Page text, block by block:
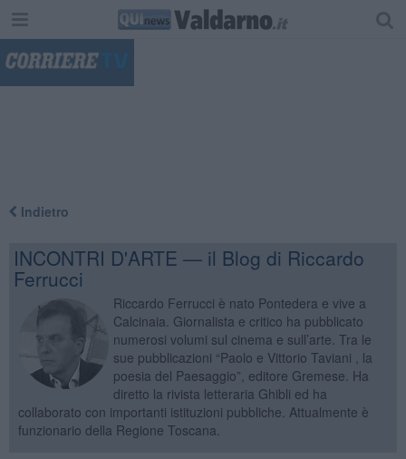
Indietro
INCONTRI D'ARTE — il Blog di Riccardo
Ferrucci
Riccardo Ferrucci è nato Pontedera e vive a
Calcinaia. Giornalista e critico ha pubblicato
numerosi volumi sul cinema e sull’arte. Tra le
sue pubblicazioni “Paolo e Vittorio Taviani , la
poesia del Paesaggio”, editore Gremese. Ha
diretto la rivista letteraria Ghibli ed ha
collaborato con importanti istituzioni pubbliche. Attualmente è
funzionario della Regione Toscana.